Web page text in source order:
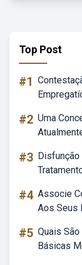
Top Post
#1
#2 Uma
#3 Disfunção
#4 Associe
Aos Seus
#5 Quais
Básicas